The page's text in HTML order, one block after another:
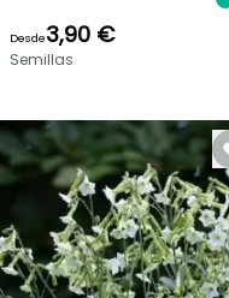
Desde3,90 €
Semillas